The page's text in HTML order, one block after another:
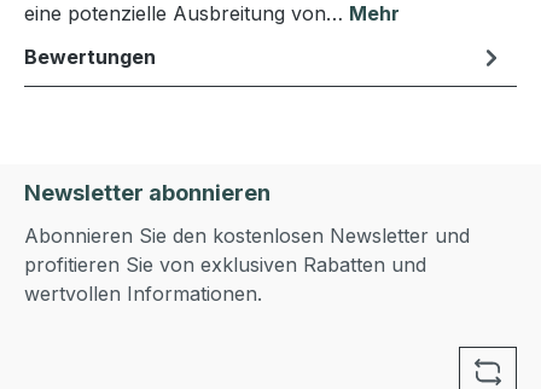
eine potenzielle Ausbreitung von… Mehr
Bewertungen
Newsletter abonnieren
Abonnieren Sie den kostenlosen Newsletter und
profitieren Sie von exklusiven Rabatten und
wertvollen Informationen.